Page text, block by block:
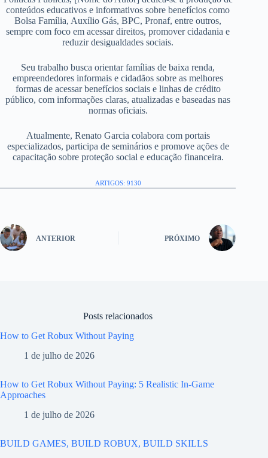
conteúdos educativos e informativos sobre benefícios como
Bolsa Família, Auxílio Gás, BPC, Pronaf, entre outros,
sempre com foco em acessar direitos, promover cidadania e
reduzir desigualdades sociais.
Seu trabalho busca orientar famílias de baixa renda,
empreendedores informais e cidadãos sobre as melhores
formas de acessar benefícios sociais e linhas de crédito
público, com informações claras, atualizadas e baseadas nas
normas oficiais.
Atualmente, Renato Garcia colabora com portais
especializados, participa de seminários e promove ações de
capacitação sobre proteção social e educação financeira.
ARTIGOS: 9130
ANTERIOR PRÓXIMO
Posts relacionados
How to Get Robux Without Paying
1 de julho de 2026
How to Get Robux Without Paying: 5 Realistic In-Game
Approaches
1 de julho de 2026
BUILD GAMES, BUILD ROBUX, BUILD SKILLS